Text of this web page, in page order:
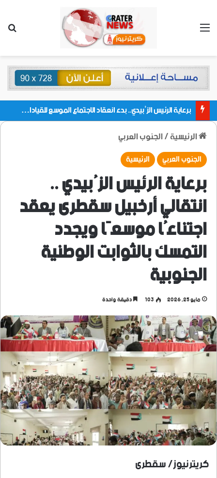
القائمة
برعاية الرئيس الزُبيدي.. بدء انعقاد الاجتماع الموسع للقيادات المحلية بالعاصمة ولمديريات وكتل مجلس العموم ومنسقيات الجامعة بالعاصمة عدن
الرئيسية/الجنوب العربي
الجنوب العربي الرئيسية
برعاية الرئيس الزُبيدي ..
انتقالي أرخبيل سقطرى يعقد
اجتناعُا موسعًا ويجدد
التمسك بالثوابت الوطنية
الجنوبية
مايو 25, 2026 103 دقيقة واحدة
كريترنيوز/ سقطرى